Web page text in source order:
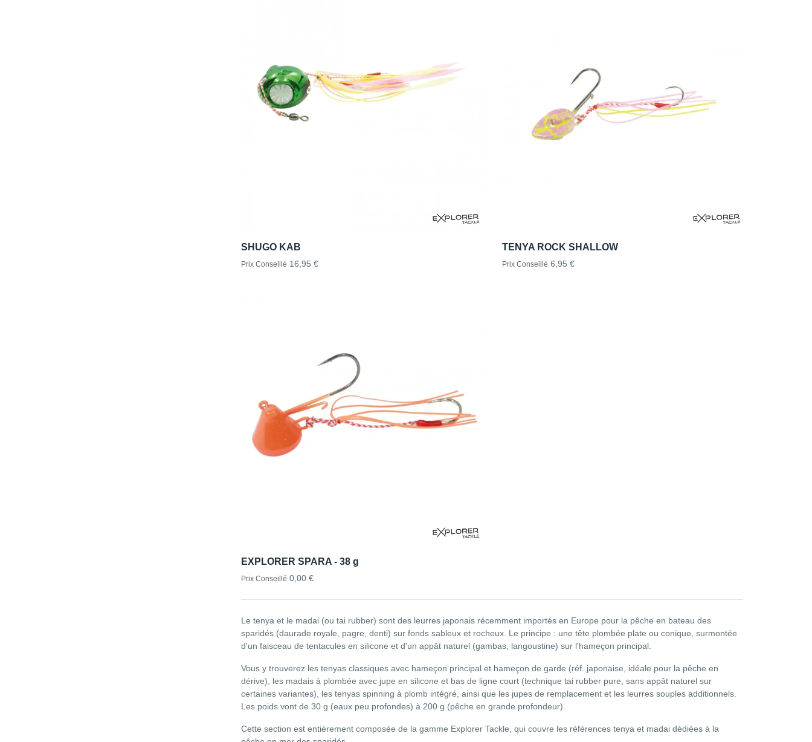
SHUGO KAB
Prix Conseillé 16,95 €
TENYA ROCK SHALLOW
Prix Conseillé 6,95 €
EXPLORER SPARA - 38 g
Prix Conseillé 0,00 €
Le tenya et le madai (ou tai rubber) sont des leurres japonais récemment importés en Europe pour la pêche en bateau des
sparidés (daurade royale, pagre, denti) sur fonds sableux et rocheux. Le principe : une tête plombée plate ou conique, surmontée
d'un faisceau de tentacules en silicone et d'un appât naturel (gambas, langoustine) sur l'hameçon principal.
Vous y trouverez les tenyas classiques avec hameçon principal et hameçon de garde (réf. japonaise, idéale pour la pêche en
dérive), les madais à plombée avec jupe en silicone et bas de ligne court (technique tai rubber pure, sans appât naturel sur
certaines variantes), les tenyas spinning à plomb intégré, ainsi que les jupes de remplacement et les leurres souples additionnels.
Les poids vont de 30 g (eaux peu profondes) à 200 g (pêche en grande profondeur).
Cette section est entièrement composée de la gamme Explorer Tackle, qui couvre les références tenya et madai dédiées à la